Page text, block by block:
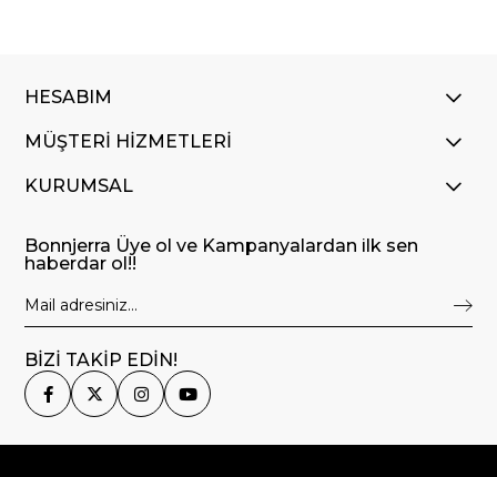
HESABIM
MÜŞTERİ HİZMETLERİ
KURUMSAL
Bonnjerra Üye ol ve Kampanyalardan ilk sen
haberdar ol!!
BİZİ TAKİP EDİN!